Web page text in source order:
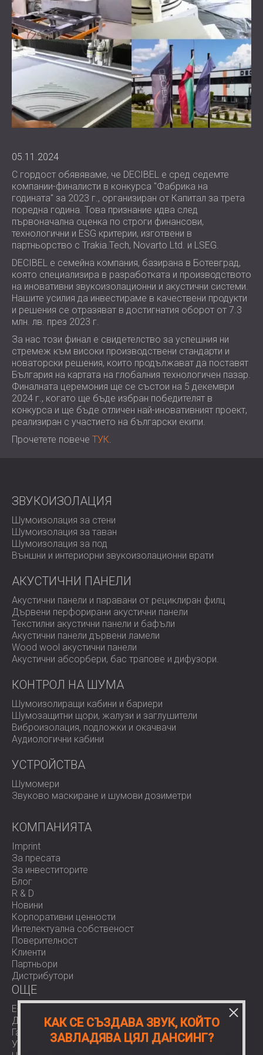
WOOD WOOL АКУСТИЧНИ ПАНЕЛИ
АКУСТИЧНИ АБСОРБЕРИ, БАС ТРАПОВЕ
И ДИФУЗOРИ.
АКУСТИЧНИ ПАНЕЛИ И
ЗВУКОПОГЛЪЩАЩИ ПАНЕЛИ
АУДИОЛОГИЧНИ КАБИНИ
БЛОГ
R & D
НОВИНИ
ВИДЕО
РЕФЕРЕНЦИИ
ЧЛЕНСТВА
СЕКТОРИ
ШУМОИЗОЛАЦИЯ И АКУСТИКА ЗА
ЖИЛИЩА
ШУМОИЗОЛАЦИЯ И АКУСТИКА ЗА
ИНДУСТРИАЛНИ ПОМЕЩЕНИЯ
ШУМОИЗОЛАЦИЯ И АКУСТИКА ЗА
OФИСИ
ШУМОИЗОЛИРАНЕ И
ОБОРУДВАНЕ
ЗВУКОИЗОЛАЦИЯ И АКУСТИКА ЗА
СТУДИА
ЗВУКОИЗОЛАЦИЯ И АКУСТИКА ЗА
ЛАБОРАТОРИИ И ТЕСТОВИ СТАИ
ЗВУКОИЗОЛАЦИЯ И АКУСТИКА ЗА
ЗАВЕДЕНИЯ
ЗВУКОИЗОЛАЦИЯ И АКУСТИКА ЗА
ХОТЕЛИ
ЗВУКОИЗОЛАЦИЯ И АКУСТИКА НА
ЗАЛИ
ЗВУКОИЗОЛАЦИОННИ И АКУСТИЧНИ
РЕШЕНИЯ ЗА ТЪРГОВСКИ ПОМЕЩЕНИЯ
ЗВУКОИЗОЛАЦИЯ И АКУСТИКА НА
УЧЕБНИ ЗАВЕДЕНИЯ
ШУМОИЗОЛАЦИЯ И АКУСТИКА ЗА
ЗДРАВНИЯ СЕКТОР
ЗВУКОИЗОЛАЦИОННИ И АКУСТИЧНИ
РЕШЕНИЯ ЗА АУДИОЛОГИЧНИЯ
СЕКТОР
УСЛУГИ
АКУСТИЧНО ОБСЛЕДВАНЕ
КОНСУЛТИРАНЕ
АКУСТИЧНА СИМУЛАЦИЯ
ПРОЕКТИРАНЕ
ИЗМЕРВАНИЯ
ИЗПЪЛНЕНИЕ
ПРОЕКТИ
КОНТАКТИ
DOWNLOAD AREA
БЪЛГАРИЯ (BG)
GREAT BRITAIN (GB)
DEUTSCHLAND (DE)
ÖSTERREICH (AT)
SRBIJA (RS)
ROMÂNIA (RO)
POLAND (PL)
FINLAND (FI)
РОССИЯ (RU)
USA (US)
SOUTH AFRICA (ZA)
ТЪРСЕНЕ
05.11.2024
С гордост обявяваме, че DECIBEL е сред седемте
компании-финалисти в конкурса "Фабрика на
годината" за 2023 г., организиран от Капитал за трета
поредна година. Това признание идва след
първоначална оценка по строги финансови,
технологични и ESG критерии, изготвени в
партньорство с Trakia.Tech, Novarto Ltd. и LSEG.
DECIBEL е семейна компания, базирана в Ботевград,
която специализира в разработката и производството
на иновативни звукоизолационни и акустични системи.
Нашите усилия да инвестираме в качествени продукти
и решения се отразяват в достигнатия оборот от 7.3
млн. лв. през 2023 г.
За нас този финал е свидетелство за успешния ни
стремеж към високи производствени стандарти и
новаторски решения, които продължават да поставят
България на картата на глобалния технологичен пазар.
Финалната церемония ще се състои на 5 декември
2024 г., когато ще бъде избран победителят в
конкурса и ще бъде отличен най-иновативният проект,
реализиран с участието на български екипи.
Прочетете повече ТУК.
ЗВУКОИЗОЛАЦИЯ
Шумоизолация за стени
Шумоизолация за таван
Шумоизолация за под
Външни и интериорни звукоизолационни врати
АКУСТИЧНИ ПАНЕЛИ
Акустични панели и паравани от рециклиран филц
Дървени перфорирани акустични панели
Текстилни акустични панели и бафъли
Акустични панели дървени ламели
Wood wool акустични панели
Акустични абсорбери, бас трапове и дифузoри.
КОНТРОЛ НА ШУМА
Шумоизолиращи кабини и бариери
Шумозащитни щори, жалузи и заглушители
Виброизолация, подложки и окачвачи
Аудиологични кабини
УСТРОЙСТВА
Шумомери
Звуково маскиране и шумови дозиметри
КОМПАНИЯТА
Imprint
За пресата
За инвеститорите
Блог
R & D
Новини
Корпоративни ценности
Интелектуална собственост
Поверителност
Клиенти
Партньори
Дистрибутори
OЩЕ
E-Shop
Доставки
Гаранции
Условия за ползване
КАК СЕ СЪЗДАВА ЗВУК, КОЙТО
ЗАВЛАДЯВА ЦЯЛ ДАНСИНГ?